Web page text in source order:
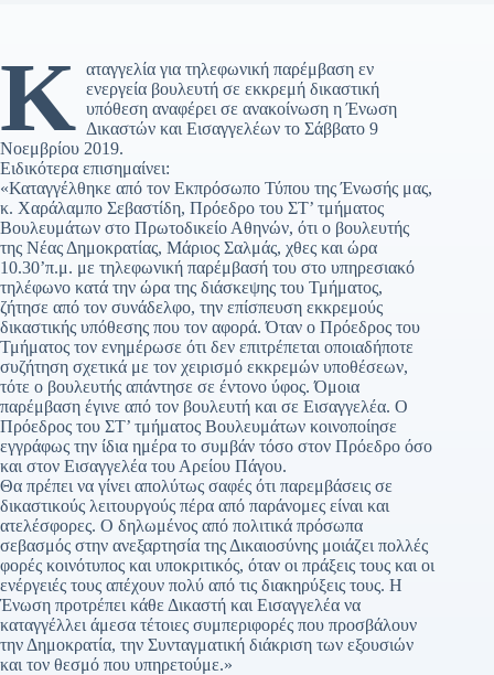
Κ αταγγελία για τηλεφωνική παρέμβαση εν
ενεργεία βουλευτή σε εκκρεμή δικαστική
υπόθεση αναφέρει σε ανακοίνωση η Ένωση
Δικαστών και Εισαγγελέων το Σάββατο 9
Νοεμβρίου 2019.
Ειδικότερα επισημαίνει:
«Καταγγέλθηκε από τον Εκπρόσωπο Τύπου της Ένωσής μας,
κ. Χαράλαμπο Σεβαστίδη, Πρόεδρο του ΣΤ’ τμήματος
Βουλευμάτων στο Πρωτοδικείο Αθηνών, ότι ο βουλευτής
της Νέας Δημοκρατίας, Μάριος Σαλμάς, χθες και ώρα
10.30’π.μ. με τηλεφωνική παρέμβασή του στο υπηρεσιακό
τηλέφωνο κατά την ώρα της διάσκεψης του Τμήματος,
ζήτησε από τον συνάδελφο, την επίσπευση εκκρεμούς
δικαστικής υπόθεσης που τον αφορά. Όταν ο Πρόεδρος του
Τμήματος τον ενημέρωσε ότι δεν επιτρέπεται οποιαδήποτε
συζήτηση σχετικά με τον χειρισμό εκκρεμών υποθέσεων,
τότε ο βουλευτής απάντησε σε έντονο ύφος. Όμοια
παρέμβαση έγινε από τον βουλευτή και σε Εισαγγελέα. Ο
Πρόεδρος του ΣΤ’ τμήματος Βουλευμάτων κοινοποίησε
εγγράφως την ίδια ημέρα το συμβάν τόσο στον Πρόεδρο όσο
και στον Εισαγγελέα του Αρείου Πάγου.
Θα πρέπει να γίνει απολύτως σαφές ότι παρεμβάσεις σε
δικαστικούς λειτουργούς πέρα από παράνομες είναι και
ατελέσφορες. Ο δηλωμένος από πολιτικά πρόσωπα
σεβασμός στην ανεξαρτησία της Δικαιοσύνης μοιάζει πολλές
φορές κοινότυπος και υποκριτικός, όταν οι πράξεις τους και οι
ενέργειές τους απέχουν πολύ από τις διακηρύξεις τους. Η
Ένωση προτρέπει κάθε Δικαστή και Εισαγγελέα να
καταγγέλλει άμεσα τέτοιες συμπεριφορές που προσβάλουν
την Δημοκρατία, την Συνταγματική διάκριση των εξουσιών
και τον θεσμό που υπηρετούμε.»